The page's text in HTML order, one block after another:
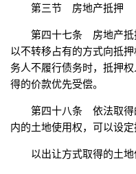
第三节 房地产抵押
第四十七条 房地产抵
以不转移占有的方式向抵
务人不履行债务时，抵押
得的价款优先受偿。
第四十八条 依法取得
内的土地使用权，可以设定
以出让方式取得的土地